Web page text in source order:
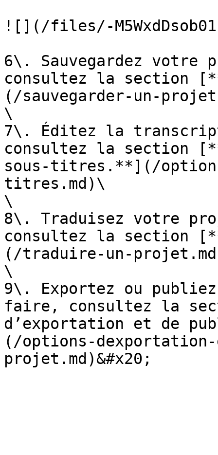
![](/files/-
6\. Sauvegardez
consultez la section
(/sauvegarder-un-
\
7\. Éditez la
consultez la section
sous-titres.**](/
titres.md)\
\
8\. Traduisez votre
consultez la section
(/traduire-un-
\
9\. Exportez ou
faire, consultez la
d’exportation et de
(/options-